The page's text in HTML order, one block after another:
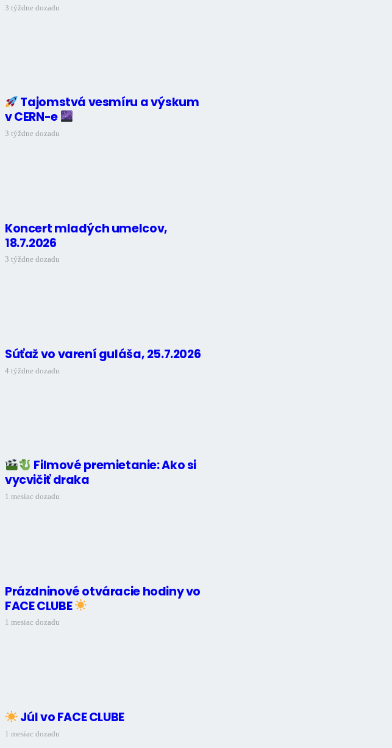
3 týždne dozadu
Tajomstvá vesmíru a výskum
v CERN-e
3 týždne dozadu
Koncert mladých umelcov,
18.7.2026
3 týždne dozadu
Súťaž vo varení guláša, 25.7.2026
4 týždne dozadu
Filmové premietanie: Ako si
vycvičiť draka
1 mesiac dozadu
Prázdninové otváracie hodiny vo
FACE CLUBE
1 mesiac dozadu
Júl vo FACE CLUBE
1 mesiac dozadu